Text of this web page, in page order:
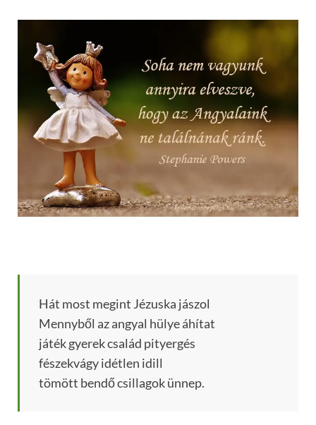
Hát most megint Jézuska jászol
Mennyből az angyal hülye áhítat
játék gyerek család pityergés
fészekvágy idétlen idill
tömött bendő csillagok ünnep.